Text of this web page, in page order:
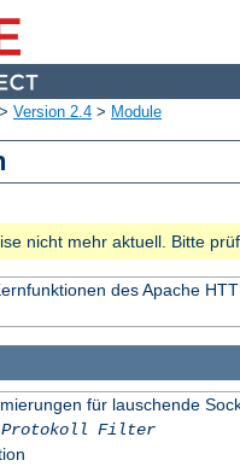
> Version 2.4 > Module
nicht mehr aktuell. Bitte
des Apache
für lauschende
Protokoll Filter